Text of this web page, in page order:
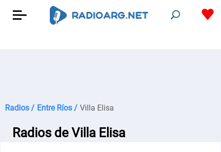
Radios / Entre Ríos / Villa Elisa
Radios de Villa Elisa